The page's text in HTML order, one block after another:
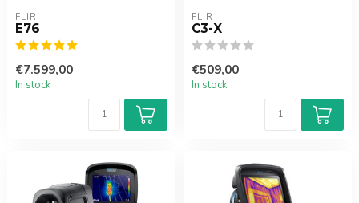
FLIR
E76
€7.599,00
In stock
FLIR
C3-X
€509,00
In stock